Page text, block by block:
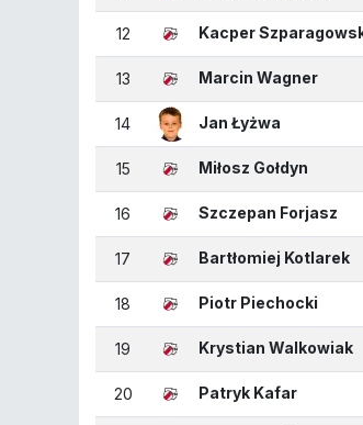
12 Kacper
13 Marcin Wagner
14 Jan Łyżwa
15 Miłosz Gołdyn
16 Szczepan Forjasz
17 Bartłomiej Kotlarek
18 Piotr Piechocki
19 Krystian Walkowiak
20 Patryk Kafar